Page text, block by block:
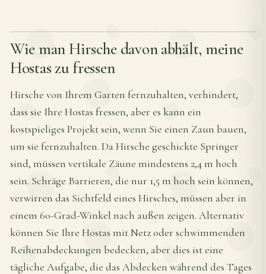
Wie man Hirsche davon abhält, meine
Hostas zu fressen
Hirsche von Ihrem Garten fernzuhalten, verhindert,
dass sie Ihre Hostas fressen, aber es kann ein
kostspieliges Projekt sein, wenn Sie einen Zaun bauen,
um sie fernzuhalten. Da Hirsche geschickte Springer
sind, müssen vertikale Zäune mindestens 2,4 m hoch
sein. Schräge Barrieren, die nur 1,5 m hoch sein können,
verwirren das Sichtfeld eines Hirsches, müssen aber in
einem 60-Grad-Winkel nach außen zeigen. Alternativ
können Sie Ihre Hostas mit Netz oder schwimmenden
Reihenabdeckungen bedecken, aber dies ist eine
tägliche Aufgabe, die das Abdecken während des Tages